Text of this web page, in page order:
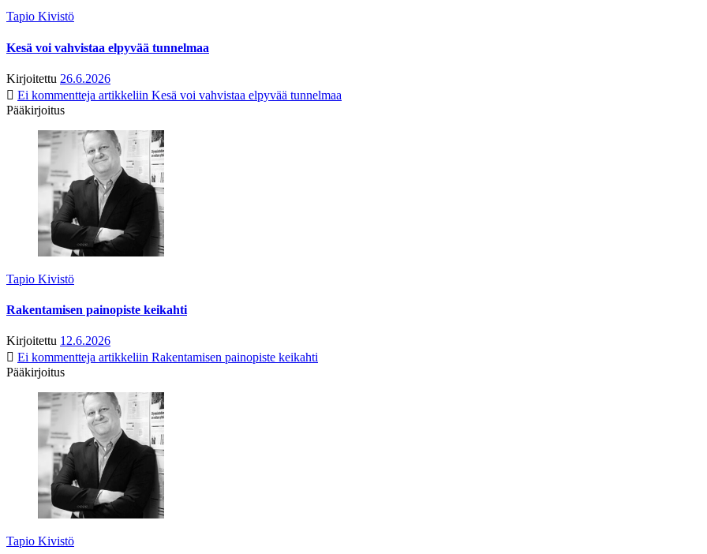
Tapio Kivistö
Kesä voi vahvistaa elpyvää tunnelmaa
Kirjoitettu 26.6.2026
Ei kommentteja artikkeliin Kesä voi vahvistaa elpyvää tunnelmaa
Pääkirjoitus
Tapio Kivistö
Rakentamisen painopiste keikahti
Kirjoitettu 12.6.2026
Ei kommentteja artikkeliin Rakentamisen painopiste keikahti
Pääkirjoitus
Tapio Kivistö